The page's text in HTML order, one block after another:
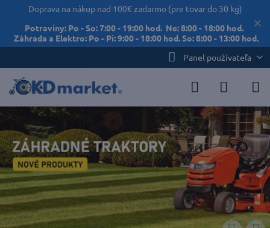
✕
Doprava na nákup nad 100€ zadarmo (pre tovar do 30 kg)
Potraviny: Po - So: 7:00 - 19:00 hod. Ne: 8:00 - 18:00 hod.
Záhrada a Elektro: Po - Pi: 9:00 - 18:00 hod. So: 8:00 - 13:00 hod.
Panel používateľa